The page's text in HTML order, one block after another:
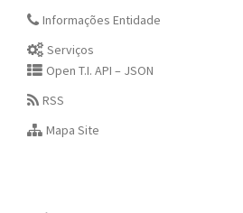
Informações Entidade
Serviços
Open T.I. API – JSON
RSS
Mapa Site